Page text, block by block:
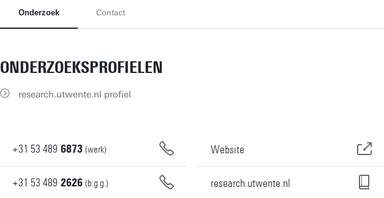
Onderzoek Contact
ONDERZOEKSPROFIELEN
research.utwente.nl profiel
+31 53 489 6873 (werk)
+31 53 489 2626 (b.g.g.)
Website
research.utwente.nl